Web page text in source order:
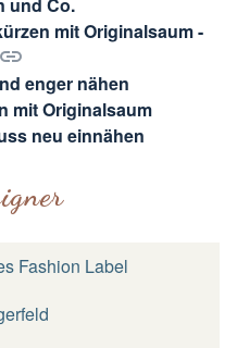
mit Originalsaum -
enger nähen
mit Originalsaum
neu einnähen
Fashion Label